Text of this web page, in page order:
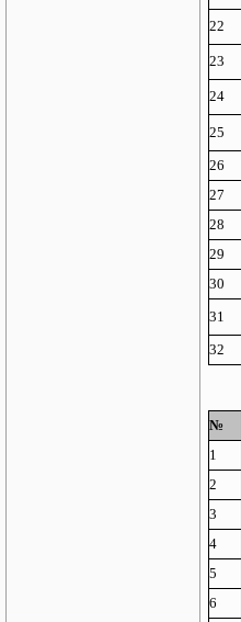
22
23
24
25
26
27
28
29
30
31
32
№
1
2
3
4
5
6